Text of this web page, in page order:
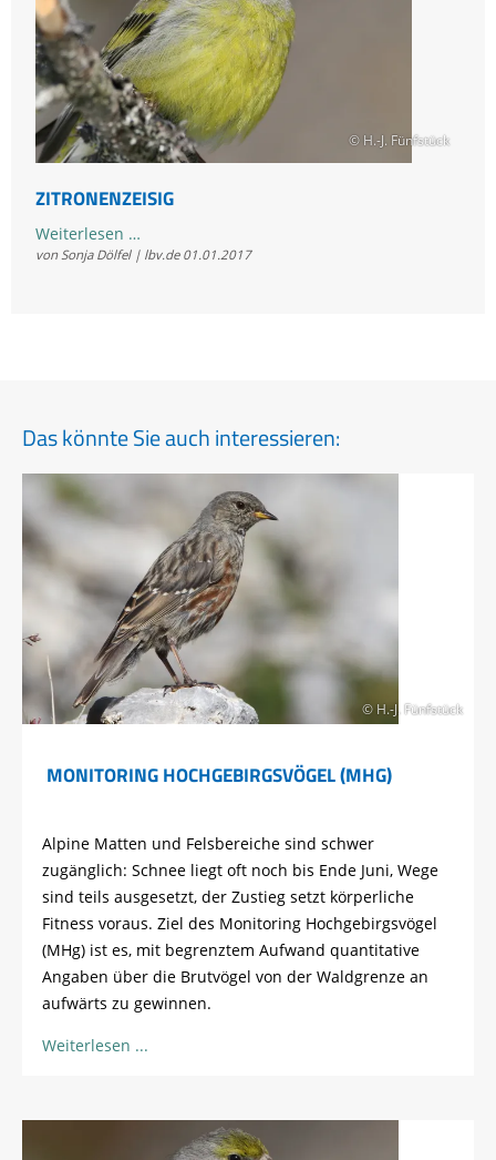
© H.-J. Fünfstück
ZITRONENZEISIG
Weiterlesen …Zitronenzeisig
von Sonja Dölfel | lbv.de 01.01.2017
Das könnte Sie auch interessieren:
© H.-J. Fünfstück
MONITORING HOCHGEBIRGSVÖGEL (MHG)
Alpine Matten und Felsbereiche sind schwer
zugänglich: Schnee liegt oft noch bis Ende Juni, Wege
sind teils ausgesetzt, der Zustieg setzt körperliche
Fitness voraus. Ziel des Monitoring Hochgebirgsvögel
(MHg) ist es, mit begrenztem Aufwand quantitative
Angaben über die Brutvögel von der Waldgrenze an
aufwärts zu gewinnen.
Weiterlesen